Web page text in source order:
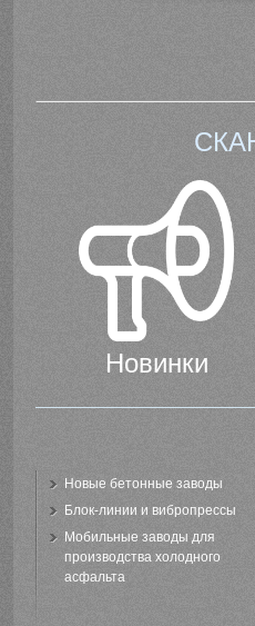
Новинки
Новые бетонные заводы
Блок-линии и вибропрессы
Мобильные заводы для
производства холодного
асфальта